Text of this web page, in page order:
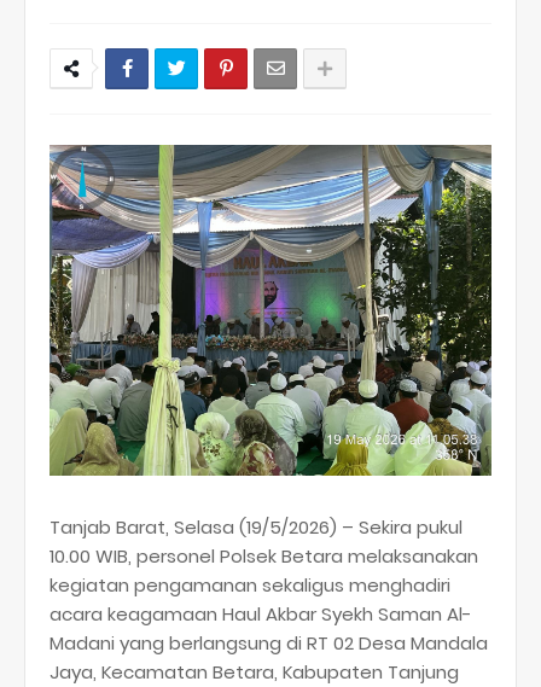
Tanjab Barat, Selasa (19/5/2026) – Sekira pukul
10.00 WIB, personel Polsek Betara melaksanakan
kegiatan pengamanan sekaligus menghadiri
acara keagamaan Haul Akbar Syekh Saman Al-
Madani yang berlangsung di RT 02 Desa Mandala
Jaya, Kecamatan Betara, Kabupaten Tanjung